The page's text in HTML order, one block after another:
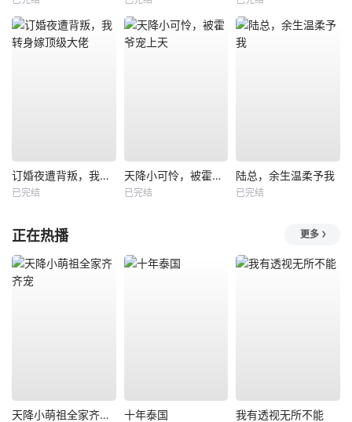
订婚夜遭背叛，我转身嫁顶级大佬
已完结
天降小可怜，被霍爷宠上天
已完结
陆总，余生温柔予我
已完结
正在热播 更多
天降小萌祖全家齐齐宠 十年泰国 我有透视无所不能